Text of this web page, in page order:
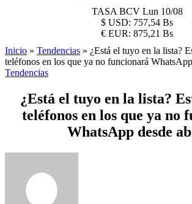
TASA BCV Lun 10/08
$ USD: 757,54 Bs
€ EUR: 875,21 Bs
Inicio » Tendencias » ¿Está el tuyo en la lista?
teléfonos en los que ya no funcionará
Tendencias
¿Está el tuyo en la lista?
teléfonos en los que ya no
WhatsApp desde